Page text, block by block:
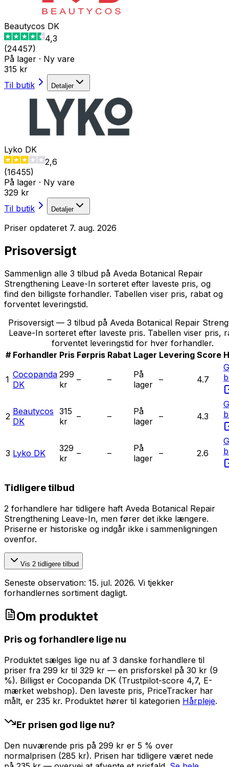
Beautycos DK
4,3
(24457)
På lager · Ny vare
315 kr
Til butik
Detaljer
Lyko DK
2,6
(16455)
På lager · Ny vare
329 kr
Til butik
Detaljer
Priser opdateret 7. aug. 2026
Prisoversigt
Sammenlign alle 3 tilbud på Aveda Botanical Repair
Strengthening Leave-In sorteret efter laveste pris, og
find den billigste forhandler. Tabellen viser pris, rabat og
forventet leveringstid.
Prisoversigt — 3 tilbud på Aveda Botanical Repair
Leave-In sorteret efter laveste pris. Tabellen viser pris,
forventet leveringstid for hver forhandler.
# Forhandler Pris Førpris Rabat Lager Levering Score
1 Cocopanda
DK
299
kr
– –
På
lager – 4.7
2 Beautycos
DK
315
kr
– –
På
lager – 4.3
3 Lyko DK
329
kr
– –
På
lager – 2.6
Tidligere tilbud
2 forhandlere har tidligere haft Aveda Botanical Repair
Strengthening Leave-In, men fører det ikke længere.
Priserne er historiske og indgår ikke i sammenligningen
ovenfor.
Vis 2 tidligere tilbud
Seneste observation: 15. jul. 2026. Vi tjekker
forhandlernes sortiment dagligt.
Om produktet
Pris og forhandlere lige nu
Produktet sælges lige nu af 3 danske forhandlere til
priser fra 299 kr til 329 kr — en prisforskel på 30 kr (9
%). Billigst er Cocopanda DK (Trustpilot-score 4,7, E-
mærket webshop). Den laveste pris, PriceTracker har
målt, er 235 kr. Produktet hører til kategorien Hårpleje.
Er prisen god lige nu?
Den nuværende pris på 299 kr er 5 % over
normalprisen (285 kr). Prisen har tidligere været nede